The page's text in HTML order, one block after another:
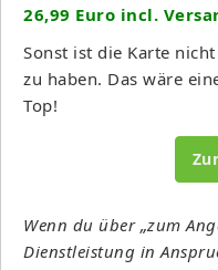
26,99 Euro incl.
Sonst ist die Karte
zu haben. Das wäre
Top!
Wenn du über „zum
Dienstleistung in